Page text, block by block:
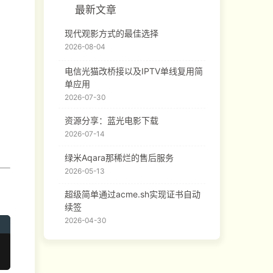
最新文章
现代观影方式的最佳选择
2026-08-04
电信光猫改桥接以及IPTV单线复用简
单应用
2026-07-30
资源分享：蓝光电影下载
2026-07-14
绿米Aqara那稀烂的售后服务
2026-05-13
超级简单通过acme.sh实现证书自动
续签
2026-04-30